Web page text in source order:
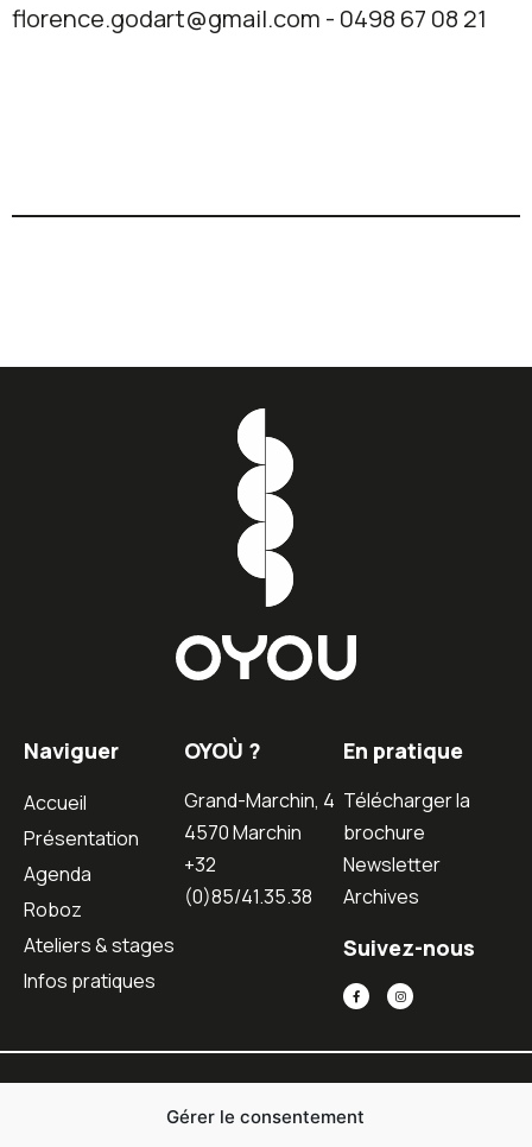
Gérer le consentement
florence.godart@gmail.com - 0498 67 08 21
Naviguer
Accueil
Présentation
Agenda
Roboz
Ateliers & stages
Infos pratiques
OYOÙ ?
Grand-Marchin, 4
4570 Marchin
+32
(0)85/41.35.38
En pratique
Télécharger la
brochure
Newsletter
Archives
Suivez-nous